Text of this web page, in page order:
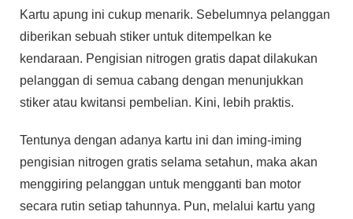
Kartu apung ini cukup menarik. Sebelumnya pelanggan
diberikan sebuah stiker untuk ditempelkan ke
kendaraan. Pengisian nitrogen gratis dapat dilakukan
pelanggan di semua cabang dengan menunjukkan
stiker atau kwitansi pembelian. Kini, lebih praktis.
Tentunya dengan adanya kartu ini dan iming-iming
pengisian nitrogen gratis selama setahun, maka akan
menggiring pelanggan untuk mengganti ban motor
secara rutin setiap tahunnya. Pun, melalui kartu yang